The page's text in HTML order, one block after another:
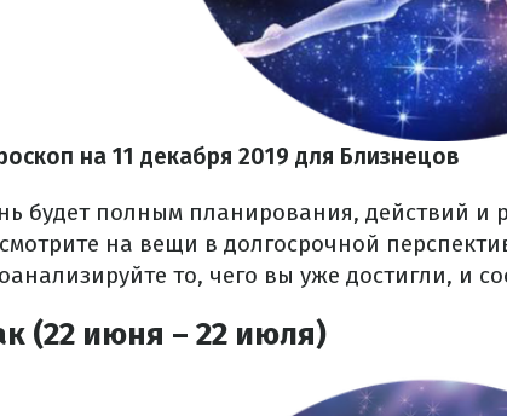
на 11 декабря 2019 для Близнецов
будет полным планирования, действий и
на вещи в долгосрочной
то, чего вы уже достигли, и
(22 июня – 22 июля)